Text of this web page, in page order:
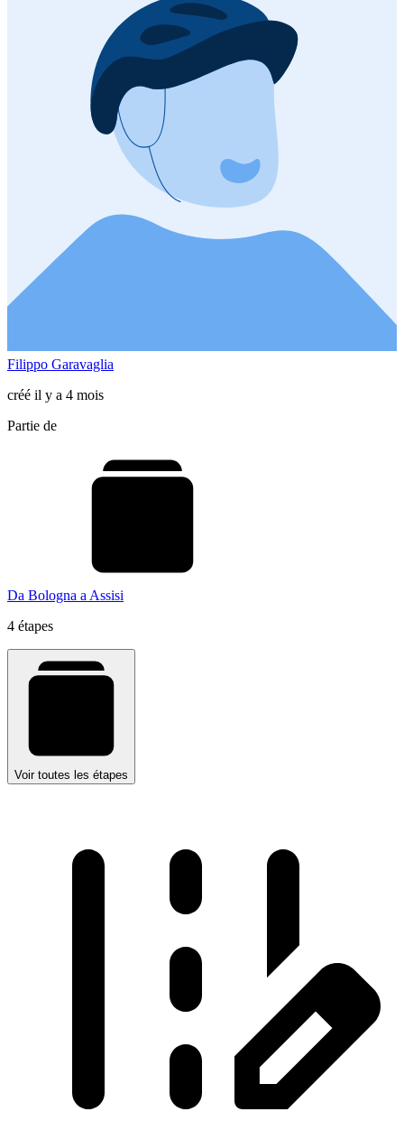
Filippo Garavaglia
créé il y a 4 mois
Partie de
Da Bologna a Assisi
4 étapes
Voir toutes les étapes